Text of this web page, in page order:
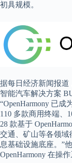
初具规模。
据每日经济新闻报道
智能汽车解决方案
“OpenHarmony 已成
110 多款商用终端、
28 款基于
交通、矿山等各领域
息基础设施底座。”
OpenHarmony 在操